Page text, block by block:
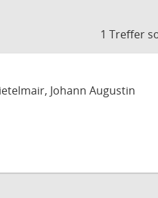
1 Treffer
Johann Augustin